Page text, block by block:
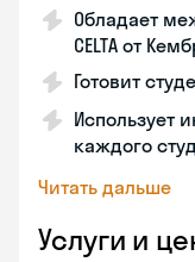
Обладает
CELTA от
Готовит
Использует
каждого
Читать дальше
Услуги и